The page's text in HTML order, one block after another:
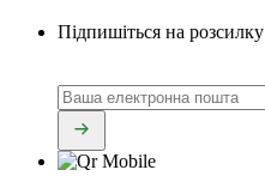
Підпишіться на розсилку